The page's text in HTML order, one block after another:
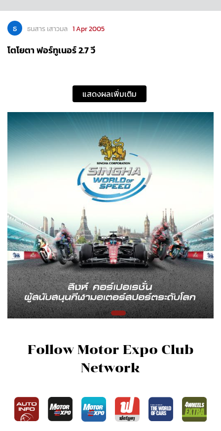
ธ ธนสาร เสาวมล 1 Apr 2005
โตโยตา ฟอร์ทูเนอร์ 2.7 วี
แสดงผลเพิ่มเติม
Follow Motor Expo Club
Network